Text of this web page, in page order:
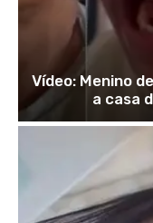
Vídeo: Menino
a casa